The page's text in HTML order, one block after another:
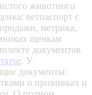
животного
ветпаспорт с
метрика,
щенкам
документов
. У
документы:
о прививках и